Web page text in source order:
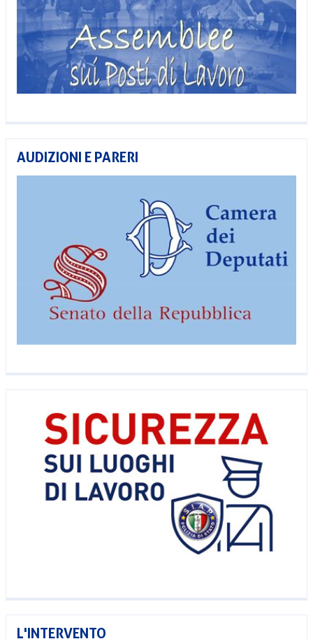
AUDIZIONI E PARERI
L'INTERVENTO